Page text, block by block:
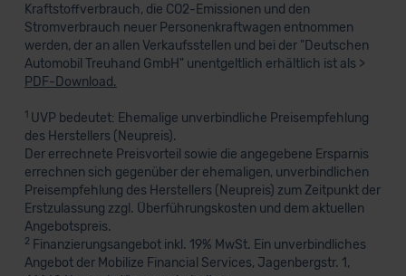
Kraftstoffverbrauch, die CO2-Emissionen und den
Stromverbrauch neuer Personenkraftwagen entnommen
werden, der an allen Verkaufsstellen und bei der "Deutschen
Automobil Treuhand GmbH" unentgeltlich erhältlich ist als >
PDF-Download.
1UVP bedeutet: Ehemalige unverbindliche Preisempfehlung
des Herstellers (Neupreis).
Der errechnete Preisvorteil sowie die angegebene Ersparnis
errechnen sich gegenüber der ehemaligen, unverbindlichen
Preisempfehlung des Herstellers (Neupreis) zum Zeitpunkt der
Erstzulassung zzgl. Überführungskosten und dem aktuellen
Angebotspreis.
2 Finanzierungsangebot inkl. 19% MwSt. Ein unverbindliches
Angebot der Mobilize Financial Services, Jagenbergstr. 1,